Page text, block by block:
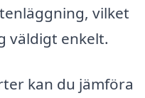
vilket
väldigt enkelt.
kan du jämföra